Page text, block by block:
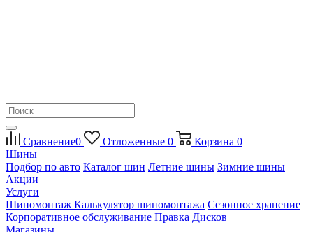
Сравнение0 Отложенные 0 Корзина 0
Шины
Подбор по авто Каталог шин Летние шины Зимние шины
Акции
Услуги
Шиномонтаж Калькулятор шиномонтажа Сезонное хранение
Корпоративное обслуживание Правка Дисков
Магазины